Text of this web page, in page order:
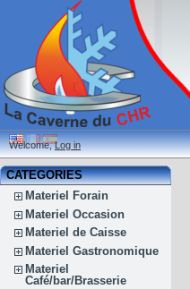
Welcome,Log in
CATEGORIES
Materiel Forain
Materiel Occasion
Materiel de Caisse
Materiel Gastronomique
Materiel
Café/bar/Brasserie